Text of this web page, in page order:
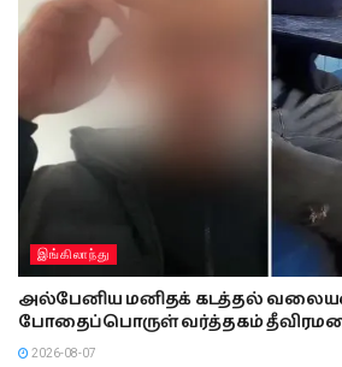
இங்கிலாந்து
அல்பேனிய மனிதக் கடத்தல்
போதைப்பொருள் வர்த்தகம்
2026-08-07